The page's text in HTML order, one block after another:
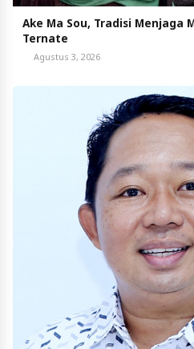
Ake Ma Sou, Tradisi Menjaga
Ternate
Agustus 3, 2026